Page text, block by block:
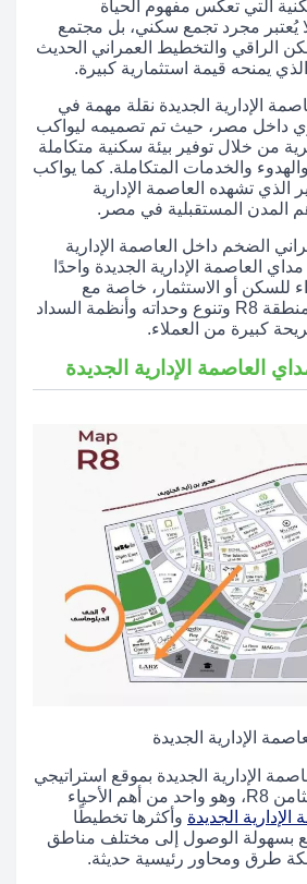
التي تعكس مفهوم الحياة
يُعتبر مجرد تجمع سكني، بل مجتمع
الراقي والتخطيط العمراني الحديث
يمنحه قيمة استثمارية كبيرة.
الإدارية الجديدة نقلة مهمة في
داخل مصر، حيث تم تصميمه ليواكب
من خلال توفير بيئة سكنية متكاملة
والخدمات المتكاملة. كما يواكب
الذي تشهده العاصمة الإدارية
المدن المستقبلية في مصر.
الضخم داخل العاصمة الإدارية
العاصمة الإدارية الجديدة واحدًا
للسكن أو الاستثمار، خاصة مع
موقعه المتميز داخل منطقة R8 وتنوع وحداته وأنظمة السداد
كبيرة من العملاء.
العاصمة الإدارية الجديدة
الإدارية الجديدة
الإدارية الجديدة بموقع استراتيجي
داخل الحي السكني الثامن R8، وهو واحد من أهم الأحياء
الإدارية الجديدة وأكثرها تخطيطًا
بسهولة الوصول إلى مختلف مناطق
طرق ومحاور رئيسية حديثة.